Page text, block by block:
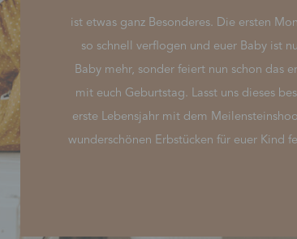
ist etwas ganz Besonderes. Die ersten
so schnell verflogen und euer Baby ist
Baby mehr, sonder feiert nun schon das
mit euch Geburtstag. Lasst uns dieses
erste Lebensjahr mit dem
wunderschönen Erbstücken für euer Kind